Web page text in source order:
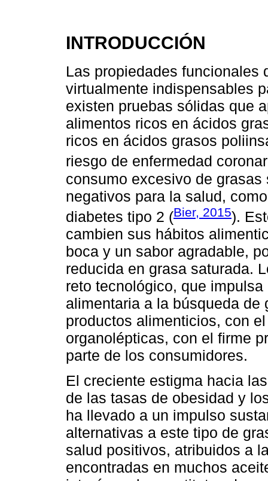
INTRODUCCIÓN
Las propiedades funcionales
virtualmente indispensables
existen pruebas sólidas que
alimentos ricos en ácidos
ricos en ácidos grasos
riesgo de enfermedad
consumo excesivo de
negativos para la salud,
diabetes tipo 2 (Bier, 2015).
cambien sus hábitos
boca y un sabor agradable,
reducida en grasa saturada.
reto tecnológico, que
alimentaria a la búsqueda
productos alimenticios, con
organolépticas, con el firme
parte de los consumidores.
El creciente estigma hacia
de las tasas de obesidad y
ha llevado a un impulso
alternativas a este tipo de
salud positivos, atribuidos a
encontradas en muchos